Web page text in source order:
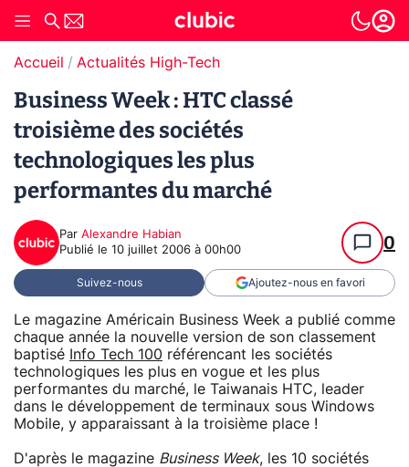
Accueil Actualités High-Tech
Business Week : HTC classé
troisième des sociétés
technologiques les plus
performantes du marché
Par Alexandre Habian
Publié le 10 juillet 2006 à 00h00 0
Suivez-nous Ajoutez-nous en favori
Le magazine Américain Business Week a publié comme
chaque année la nouvelle version de son classement
baptisé
Info Tech 100 référencant les sociétés
technologiques les plus en vogue et les plus
performantes du marché, le Taiwanais HTC, leader
dans le développement de terminaux sous Windows
Mobile, y apparaissant à la troisième place !
D'après le magazine Business Week, les 10 sociétés